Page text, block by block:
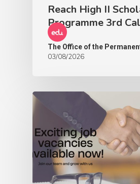
Reach High II
Programme 3rd
The Office of the
03/08/2026